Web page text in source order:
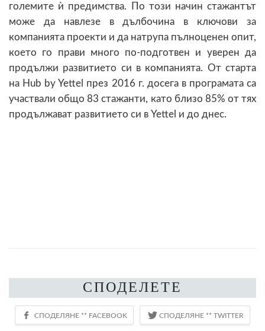
големите ѝ предимства. По този начин стажантът
може да навлезе в дълбочина в ключови за
компанията проекти и да натрупа пълноценен опит,
което го прави много по-подготвен и уверен да
продължи развитието си в компанията. От старта
на Hub by Yettel през 2016 г. досега в програмата са
участвали общо 83 стажанти, като близо 85% от тях
продължават развитието си в Yettel и до днес.
СПОДЕЛЕТЕ